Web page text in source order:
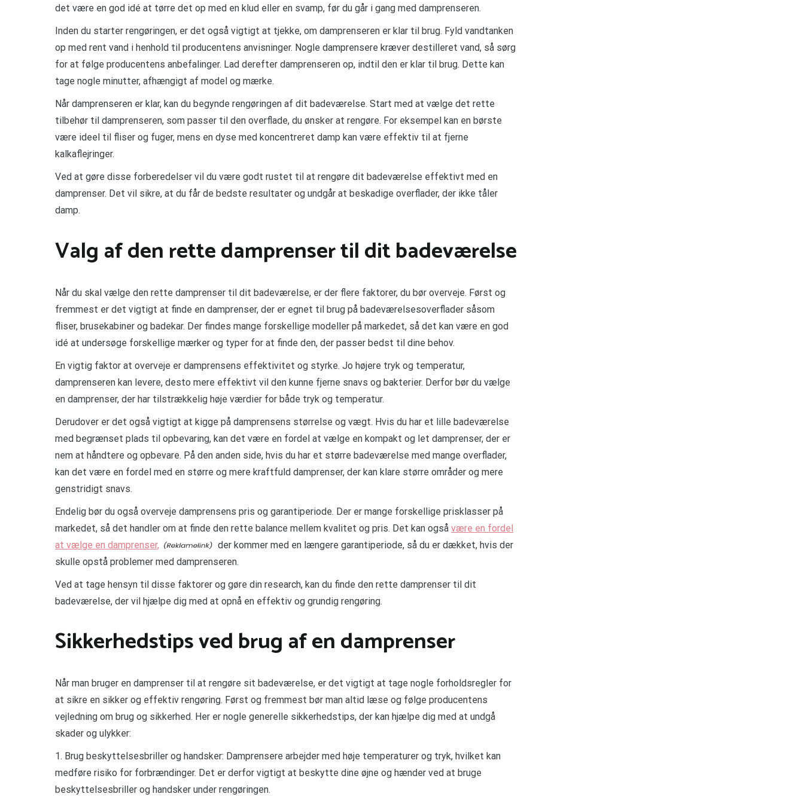
det være en god idé at tørre det op med en klud eller en svamp, før du går i gang med damprenseren.
Inden du starter rengøringen, er det også vigtigt at tjekke, om damprenseren er klar til brug. Fyld vandtanken
op med rent vand i henhold til producentens anvisninger. Nogle damprensere kræver destilleret vand, så sørg
for at følge producentens anbefalinger. Lad derefter damprenseren op, indtil den er klar til brug. Dette kan
tage nogle minutter, afhængigt af model og mærke.
Når damprenseren er klar, kan du begynde rengøringen af dit badeværelse. Start med at vælge det rette
tilbehør til damprenseren, som passer til den overflade, du ønsker at rengøre. For eksempel kan en børste
være ideel til fliser og fuger, mens en dyse med koncentreret damp kan være effektiv til at fjerne
kalkaflejringer.
Ved at gøre disse forberedelser vil du være godt rustet til at rengøre dit badeværelse effektivt med en
damprenser. Det vil sikre, at du får de bedste resultater og undgår at beskadige overflader, der ikke tåler
damp.
Valg af den rette damprenser til dit badeværelse
Når du skal vælge den rette damprenser til dit badeværelse, er der flere faktorer, du bør overveje. Først og
fremmest er det vigtigt at finde en damprenser, der er egnet til brug på badeværelsesoverflader såsom
fliser, brusekabiner og badekar. Der findes mange forskellige modeller på markedet, så det kan være en god
idé at undersøge forskellige mærker og typer for at finde den, der passer bedst til dine behov.
En vigtig faktor at overveje er damprensens effektivitet og styrke. Jo højere tryk og temperatur,
damprenseren kan levere, desto mere effektivt vil den kunne fjerne snavs og bakterier. Derfor bør du vælge
en damprenser, der har tilstrækkelig høje værdier for både tryk og temperatur.
Derudover er det også vigtigt at kigge på damprensens størrelse og vægt. Hvis du har et lille badeværelse
med begrænset plads til opbevaring, kan det være en fordel at vælge en kompakt og let damprenser, der er
nem at håndtere og opbevare. På den anden side, hvis du har et større badeværelse med mange overflader,
kan det være en fordel med en større og mere kraftfuld damprenser, der kan klare større områder og mere
genstridigt snavs.
Endelig bør du også overveje damprensens pris og garantiperiode. Der er mange forskellige prisklasser på
markedet, så det handler om at finde den rette balance mellem kvalitet og pris. Det kan også være en fordel
at vælge en damprenser,
der kommer med en længere garantiperiode, så du er dækket, hvis der
skulle opstå problemer med damprenseren.
Ved at tage hensyn til disse faktorer og gøre din research, kan du finde den rette damprenser til dit
badeværelse, der vil hjælpe dig med at opnå en effektiv og grundig rengøring.
Sikkerhedstips ved brug af en damprenser
Når man bruger en damprenser til at rengøre sit badeværelse, er det vigtigt at tage nogle forholdsregler for
at sikre en sikker og effektiv rengøring. Først og fremmest bør man altid læse og følge producentens
vejledning om brug og sikkerhed. Her er nogle generelle sikkerhedstips, der kan hjælpe dig med at undgå
skader og ulykker:
1. Brug beskyttelsesbriller og handsker: Damprensere arbejder med høje temperaturer og tryk, hvilket kan
medføre risiko for forbrændinger. Det er derfor vigtigt at beskytte dine øjne og hænder ved at bruge
beskyttelsesbriller og handsker under rengøringen.